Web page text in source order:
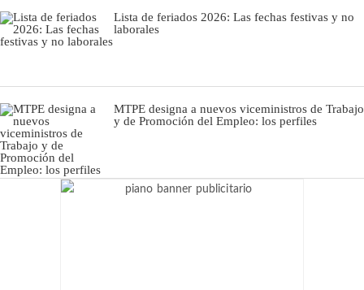
Lista de feriados 2026: Las fechas festivas y no
laborales
MTPE designa a nuevos viceministros de Trabajo
y de Promoción del Empleo: los perfiles